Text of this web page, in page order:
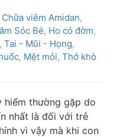
Chữa viêm Amidan,
Sóc Bé, Ho có đờm,
, Tai - Mũi - Họng,
, Mệt mỏi, Thở khò
hiểm thường gặp do
nhất là đối với trẻ
vì vậy mà khi con